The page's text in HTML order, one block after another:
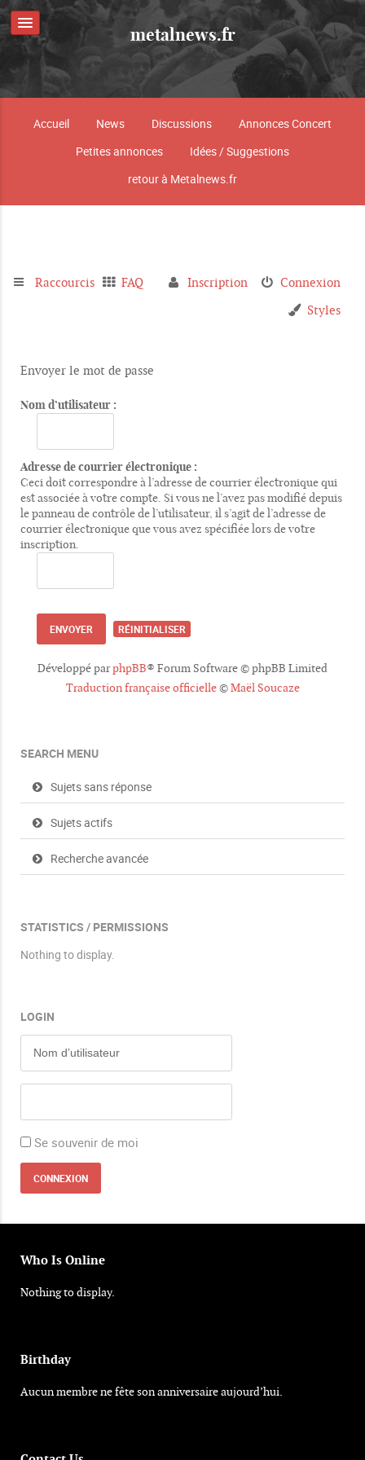
metalnews.fr
Accueil News Discussions
Annonces Concert
Petites annonces
Idées / Suggestions
retour à Metalnews.fr
Raccourcis FAQ Connexion
Inscription
Styles
Envoyer le mot de passe
Nom d’utilisateur :
Adresse de courrier électronique :
Ceci doit correspondre à l’adresse de courrier électronique qui
est associée à votre compte. Si vous ne l’avez pas modifié depuis
le panneau de contrôle de l’utilisateur, il s’agit de l’adresse de
courrier électronique que vous avez spécifiée lors de votre
inscription.
Développé parphpBB® Forum Software © phpBB Limited
Traduction française officielle©Maël Soucaze
SEARCH MENU
Sujets sans réponse
Sujets actifs
Recherche avancée
STATISTICS / PERMISSIONS
Nothing to display.
LOGIN
Se souvenir de moi
Who Is Online
Nothing to display.
Birthday
Aucun membre ne fête son anniversaire aujourd’hui.